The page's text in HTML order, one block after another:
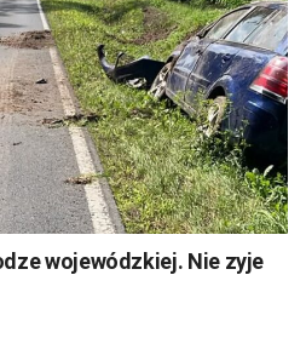
wojewódzkiej. Nie zyje